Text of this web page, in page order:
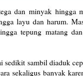
dan minyak hingga
layu dan harum.
tepung matang
sedikit sambil diaduk
sekaligus banyak